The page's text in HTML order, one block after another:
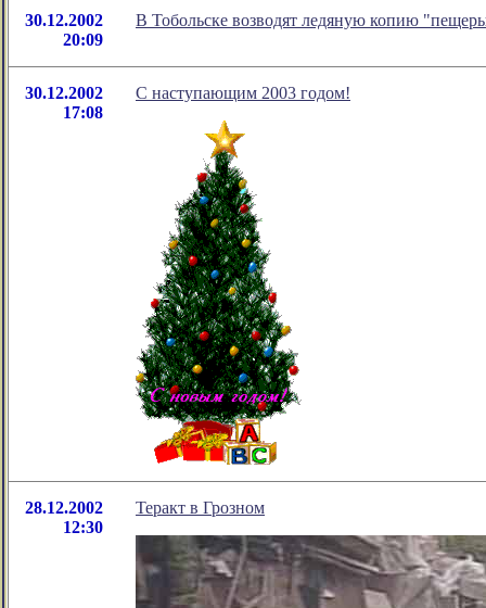
30.12.2002
20:09
В Тобольске возводят ледяную копию
30.12.2002
17:08
С наступающим 2003 годом!
28.12.2002
12:30
Теракт в Грозном